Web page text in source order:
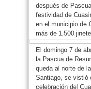
después de
festividad de
en el municipio de
más de 1.500
El domingo 7 de
la Pascua de
queda al norte de
Santiago, se vistió
celebración del